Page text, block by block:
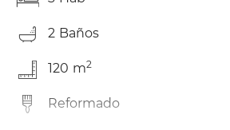
2 Baños
120 m2
Reformado